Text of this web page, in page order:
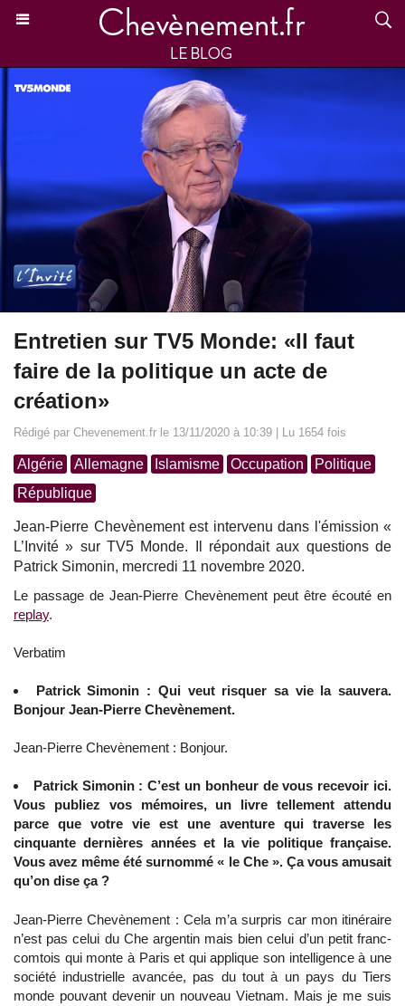
Entretien sur TV5 Monde: «Il faut
faire de la politique un acte de
création»
Rédigé par Chevenement.fr le 13/11/2020 à 10:39 | Lu 1654 fois
Algérie Allemagne Islamisme Occupation
Politique
République
Jean-Pierre Chevènement est intervenu dans l'émission «
L’Invité » sur TV5 Monde. Il répondait aux questions de
Patrick Simonin, mercredi 11 novembre 2020.
Le passage de Jean-Pierre Chevènement peut être écouté en
replay.
Verbatim
Patrick Simonin : Qui veut risquer sa vie la sauvera.
Bonjour Jean-Pierre Chevènement.
Jean-Pierre Chevènement : Bonjour.
Patrick Simonin : C’est un bonheur de vous recevoir ici.
Vous publiez vos mémoires, un livre tellement attendu
parce que votre vie est une aventure qui traverse les
cinquante dernières années et la vie politique française.
Vous avez même été surnommé « le Che ». Ça vous amusait
qu’on dise ça ?
Jean-Pierre Chevènement : Cela m’a surpris car mon itinéraire
n’est pas celui du Che argentin mais bien celui d’un petit franc-
comtois qui monte à Paris et qui applique son intelligence à une
société industrielle avancée, pas du tout à un pays du Tiers
monde pouvant devenir un nouveau Vietnam. Mais je me suis